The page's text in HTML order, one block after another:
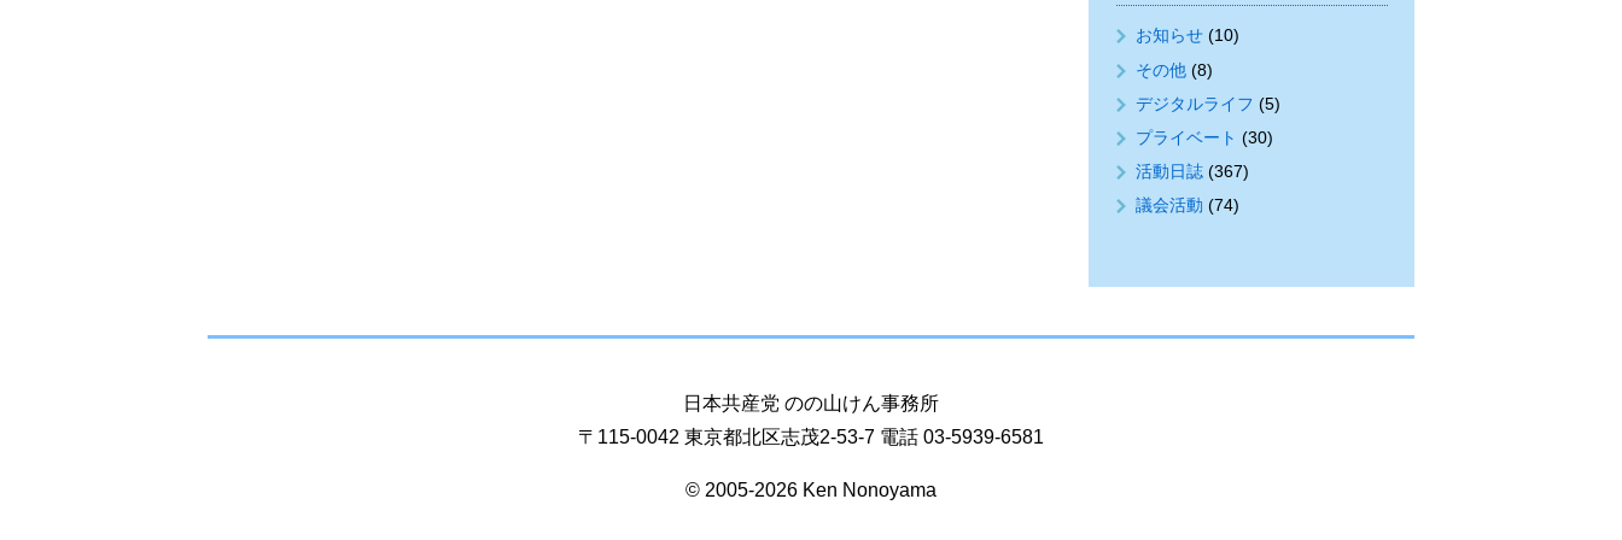
お知らせ(10)
その他(8)
デジタルライフ (5)
プライベート (30)
活動日誌(367)
議会活動 (74)
日本共産党 のの山けん事務所
〒115-0042 東京都北区志茂2-53-7 電話 03-5939-6581
© 2005-2026 Ken Nonoyama